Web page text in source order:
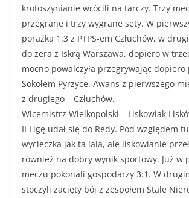
krotoszynianie wrócili na tarczy. Trzy
przegrane i trzy wygrane sety. W
porażka 1:3 z PTPS-em Człuchów, w
do zera z Iskrą Warszawa, dopiero w
mocno powalczyła przegrywając
Sokołem Pyrzyce. Awans z pierwszego
z drugiego – Człuchów.
Wicemistrz Wielkopolski – Liskowiak
II Ligę udał się do Redy. Pod względem
wycieczka jak ta lala, ale liskowianie
również na dobry wynik sportowy. Już w
meczu pokonali gospodarzy 3:1. W
stoczyli zacięty bój z zespołem Stale